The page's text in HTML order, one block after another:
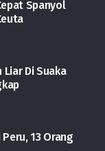
Spanyol
Di Suaka
13 Orang